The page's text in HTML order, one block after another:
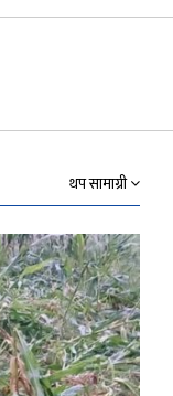
थप सामाग्री